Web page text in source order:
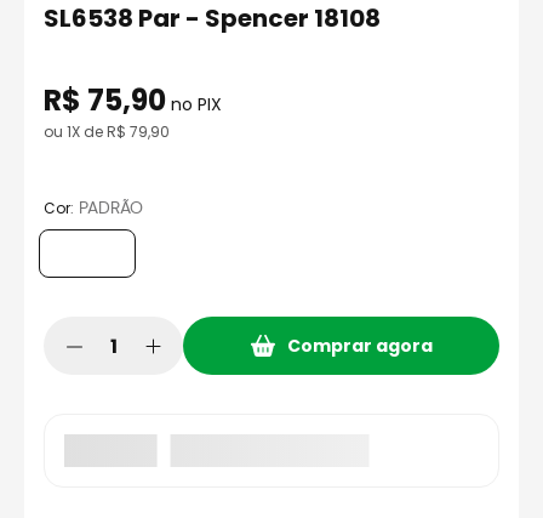
8º bau
10º race tech
SL6538 Par - Spencer 18108
R$ 75,90 no PIX
ou 1X deR$ 79,90
Cor: PADRÃO
Comprar agora